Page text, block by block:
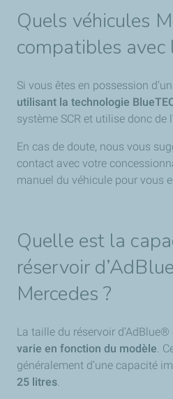
Quels véhicules
compatibles avec
Si vous êtes en possession d’un
utilisant la technologie
système SCR et utilise donc de
En cas de doute, nous vous
contact avec votre
manuel du véhicule pour vous
Quelle est la
réservoir
Mercedes ?
La taille du réservoir
varie en fonction du modèle.
généralement d’une capacité
25 litres.